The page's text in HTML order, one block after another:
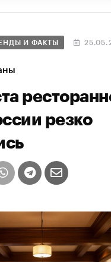
И ФАКТЫ
резко